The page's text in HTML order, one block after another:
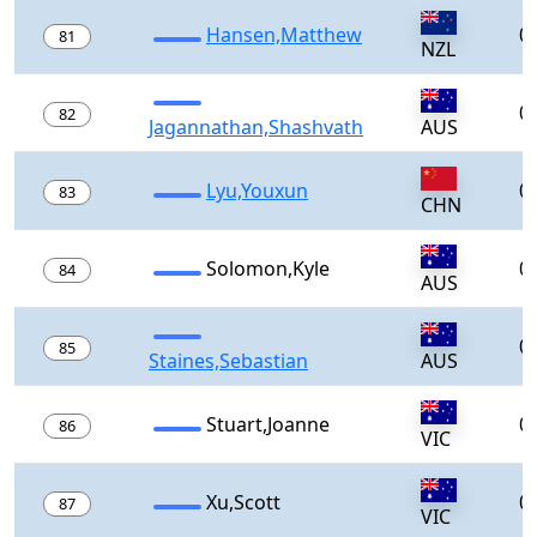
81 Hansen,Matthew
NZL
0
82 Jagannathan,Shashvath AUS
0
83 Lyu,Youxun
CHN
0
84 Solomon,Kyle
AUS
0
85 Staines,Sebastian AUS
0
86 Stuart,Joanne
VIC
0
87 Xu,Scott
VIC
0